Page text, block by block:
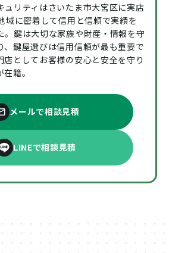
ュリティはさいたま市大宮区に実店
域に密着して信用と信頼で実績を
。鍵は大切な家族や財産・情報を守
、鍵屋選びは信用信頼が最も重要で
店としてお客様の安心と安全を守り
籍。
メールで相談見積
LINEで相談見積